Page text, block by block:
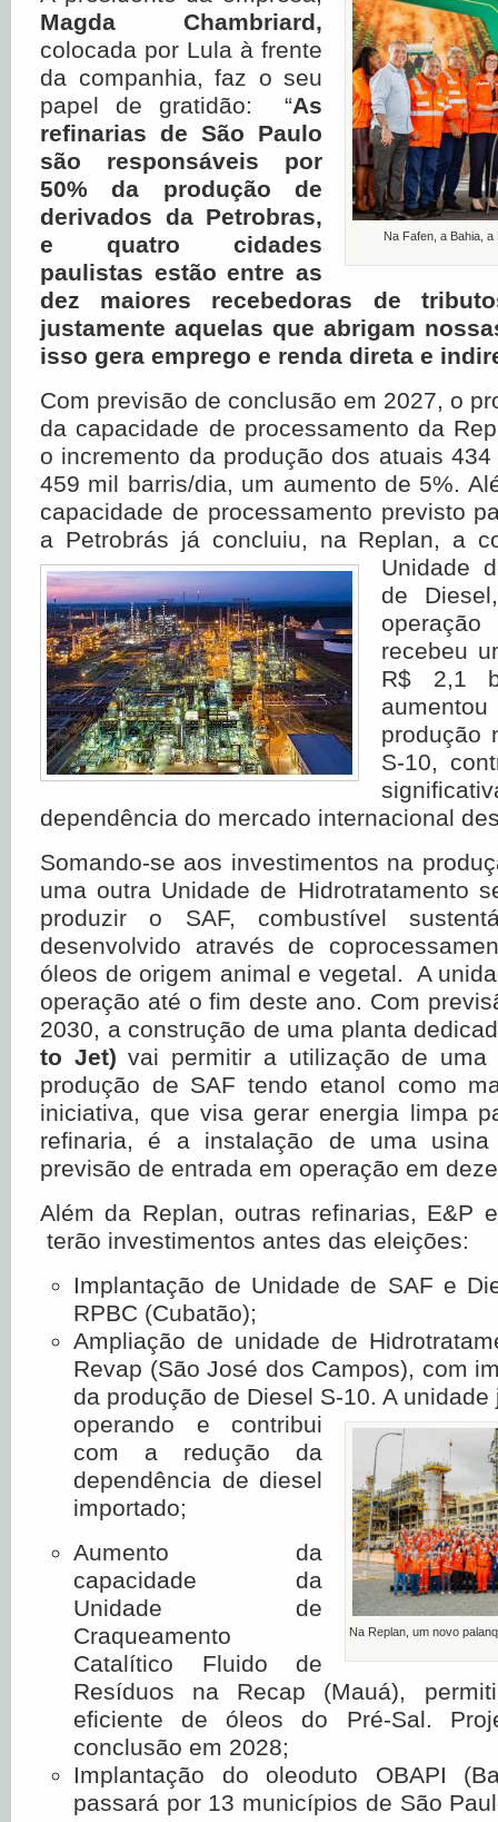
Na Fafen, a Bahia,
Magda Chambriard,
colocada por Lula à frente
da companhia, faz o seu
papel de gratidão: “As
refinarias de São Paulo
são responsáveis por
50% da produção de
derivados da Petrobras,
e quatro cidades
paulistas estão entre as
dez maiores recebedoras de
justamente aquelas que abrigam
isso gera emprego e renda direta e
Com previsão de conclusão em 2027, o
da capacidade de processamento da
o incremento da produção dos atuais
459 mil barris/dia, um aumento de 5%.
capacidade de processamento previsto
a Petrobrás já concluiu, na Replan, a
Unidade
de
recebeu
R$ 2,1
produção
S-10,
dependência do mercado internacional
Somando-se aos investimentos na
uma outra Unidade de Hidrotratamento
produzir o SAF, combustível
desenvolvido através de
óleos de origem animal e vegetal. A
operação até o fim deste ano. Com
2030, a construção de uma planta
to Jet) vai permitir a utilização de uma
produção de SAF tendo etanol como
iniciativa, que visa gerar energia limpa
refinaria, é a instalação de uma usina
previsão de entrada em operação em
Além da Replan, outras refinarias, E&P
terão investimentos antes das eleições:
Implantação de Unidade de SAF e
RPBC (Cubatão);
Ampliação de unidade de
Revap (São José dos Campos), com
da produção de Diesel S-10. A unidade
Na Replan, um novo
operando e contribui
com a redução da
dependência de diesel
importado;
Aumento da
capacidade da
Unidade de
Craqueamento
Catalítico Fluido de
Resíduos na Recap (Mauá),
eficiente de óleos do Pré-Sal.
conclusão em 2028;
Implantação do oleoduto OBAPI
passará por 13 municípios de São